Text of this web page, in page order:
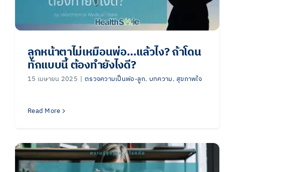
ลูกหน้าตาไม่เหมือนพ่อ…แล้วไง? ถ้าโดน
ทักแบบนี้ ต้องทำยังไงดี?
15 เมษายน 2025 | ตรวจความเป็นพ่อ-ลูก, บทความ, สุขภาพใจ
Read More